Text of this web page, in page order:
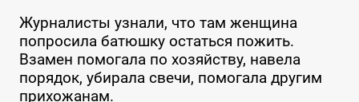
Журналисты узнали, что там женщина
попросила батюшку остаться пожить.
Взамен помогала по хозяйству, навела
порядок, убирала свечи, помогала другим
прихожанам.